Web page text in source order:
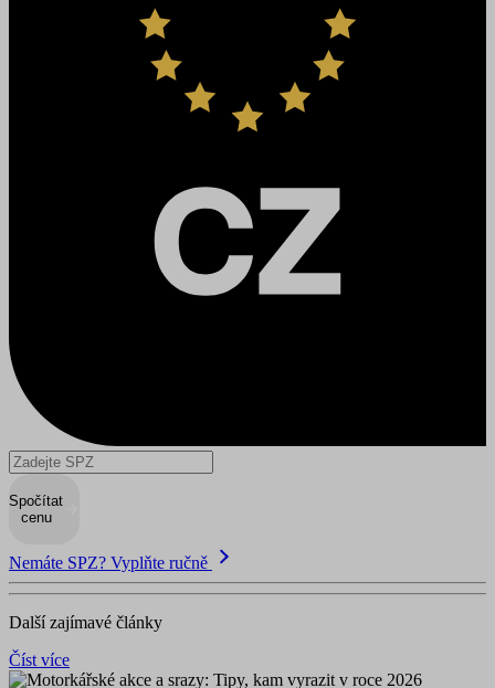
Spočítat
cenu
Nemáte SPZ? Vyplňte ručně
Další zajímavé články
Číst více